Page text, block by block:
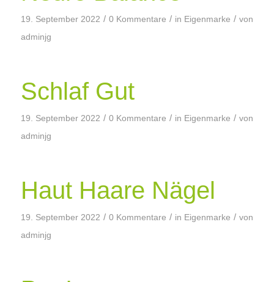
19. September 2022 / 0 Kommentare / in Eigenmarke / von
adminjg
Schlaf Gut
19. September 2022 / 0 Kommentare / in Eigenmarke / von
adminjg
Haut Haare Nägel
19. September 2022 / 0 Kommentare / in Eigenmarke / von
adminjg